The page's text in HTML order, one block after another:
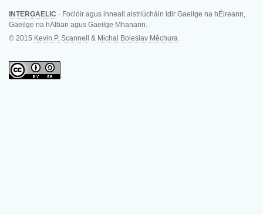
INTERGAELIC · Foclóir agus inneall aistriúcháin idir Gaeilge na hÉireann,
Gaeilge na hAlban agus Gaeilge Mhanann.
© 2015 Kevin P. Scannell & Michal Boleslav Měchura.